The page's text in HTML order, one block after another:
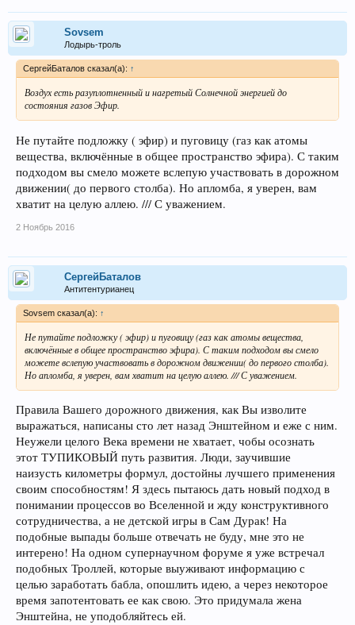
Sovsem
Лодырь-троль
СергейБаталов сказал(а): ↑
Воздух есть разуплотненный и нагретый Солнечной энергией до
состояния газов Эфир.
Не путайте подложку ( эфир) и пуговицу (газ как атомы
вещества, включённые в общее пространство эфира). С таким
подходом вы смело можете вслепую участвовать в дорожном
движении( до первого столба). Но апломба, я уверен, вам
хватит на целую аллею. /// С уважением.
2 Ноябрь 2016
СергейБаталов
Антитентурианец
Sovsem сказал(а): ↑
Не путайте подложку ( эфир) и пуговицу (газ как атомы вещества,
включённые в общее пространство эфира). С таким подходом вы смело
можете вслепую участвовать в дорожном движении( до первого столба).
Но апломба, я уверен, вам хватит на целую аллею. /// С уважением.
Правила Вашего дорожного движения, как Вы изволите
выражаться, написаны сто лет назад Энштейном и еже с ним.
Неужели целого Века времени не хватает, чобы осознать
этот ТУПИКОВЫЙ путь развития. Люди, заучившие
наизусть километры формул, достойны лучшего применения
своим способностям! Я здесь пытаюсь дать новый подход в
понимании процессов во Вселенной и жду конструктивного
сотрудничества, а не детской игры в Сам Дурак! На
подобные выпады больше отвечать не буду, мне это не
интерено! На одном супернаучном форуме я уже встречал
подобных Троллей, которые выуживают информацию с
целью заработать бабла, опошлить идею, а через некоторое
время запотентовать ее как свою. Это придумала жена
Энштейна, не уподобляйтесь ей.